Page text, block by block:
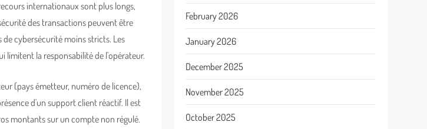
internationaux sont plus longs,
des transactions peuvent être
cybersécurité moins stricts. Les
limitent la responsabilité de l'opérateur.
(pays émetteur, numéro de licence),
d'un support client réactif. Il est
montants sur un compte non régulé.
February 2026
January 2026
December 2025
November 2025
October 2025